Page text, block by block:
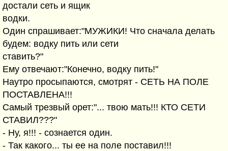
достали сеть и ящик
водки.
Один спрашивает:"МУЖИКИ! Что сначала делать
будем: водку пить или сети
ставить?"
Ему отвечают:"Конечно, водку пить!"
Наутро просыпаются, смотрят - СЕТЬ НА ПОЛЕ
ПОСТАВЛЕНА!!!
Самый трезвый орет:"... твою мать!!! КТО СЕТИ
СТАВИЛ???"
- Ну, я!!! - сознается один.
- Так какого... ты ее на поле поставил!!!